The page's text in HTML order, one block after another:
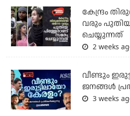
കേന്ദ്രം
വരും പുതിയ
ചെയ്യുന്നത്
2 weeks
വീണ്ടും
ജനങ്ങൾ
3 weeks